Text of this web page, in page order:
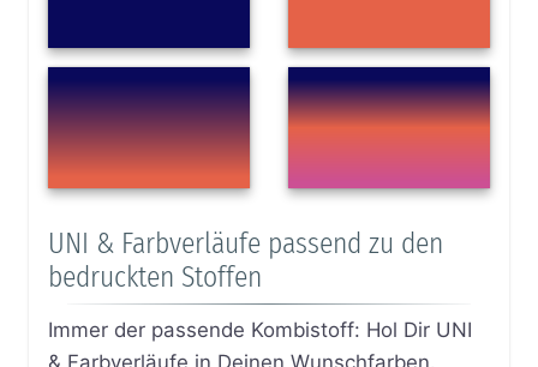
UNI & Farbverläufe passend zu den
bedruckten Stoffen
Immer der passende Kombistoff: Hol Dir UNI
& Farbverläufe in Deinen Wunschfarben.